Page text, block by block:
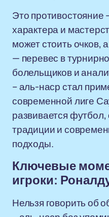
Это
характера и
может стоить очков,
— перевес в
болельщиков и
– аль-наср стал
современной лиге
развивается
традиции и
подходы.
Ключевые
игроки:
Нельзя говорить об